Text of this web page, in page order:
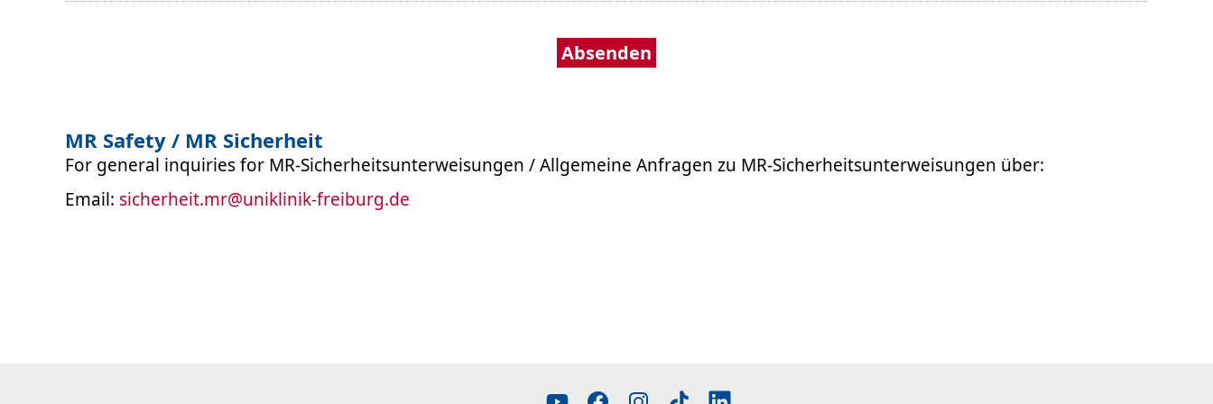
MR Safety / MR Sicherheit
For general inquiries for MR-Sicherheitsunterweisungen / Allgemeine Anfragen zu MR-Sicherheitsunterweisungen über:
Email: sicherheit.mr@uniklinik-freiburg.de